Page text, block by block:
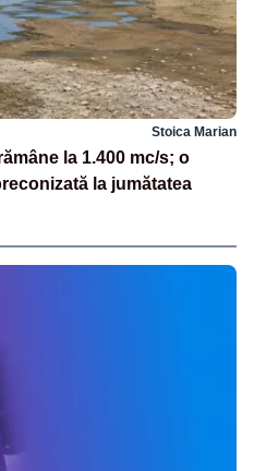
Stoica Marian
la 1.400 mc/s; o
la jumătatea